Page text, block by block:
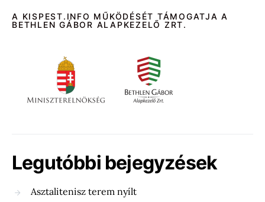
A KISPEST.INFO MŰKÖDÉSÉT TÁMOGATJA A
BETHLEN GÁBOR ALAPKEZELŐ ZRT.
Legutóbbi bejegyzések
Asztalitenisz terem nyílt